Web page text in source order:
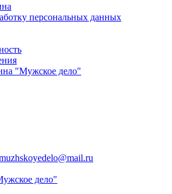
персональных данных
"Мужское дело"
дело"